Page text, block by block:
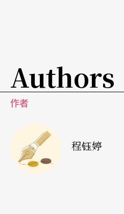
位老前辈在书中一再强调
历史与社会不能置身事外的
员的价值是建立在他对观众
下的脚印时，心中的激动
能和我一样，在阅读的过
Authors
作者
程钰婷